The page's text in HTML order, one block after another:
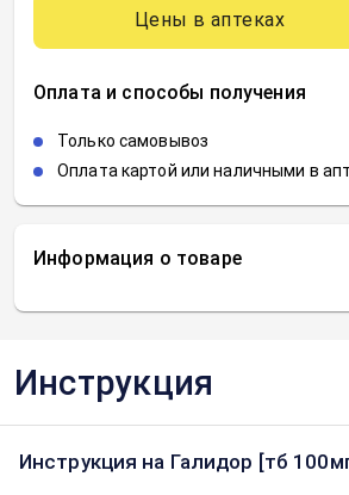
Информация о товаре
Цены в аптеках
Оплата и способы получения
Только самовывоз
Оплата картой или наличными в
Инструкция
Инструкция на Галидор [тб